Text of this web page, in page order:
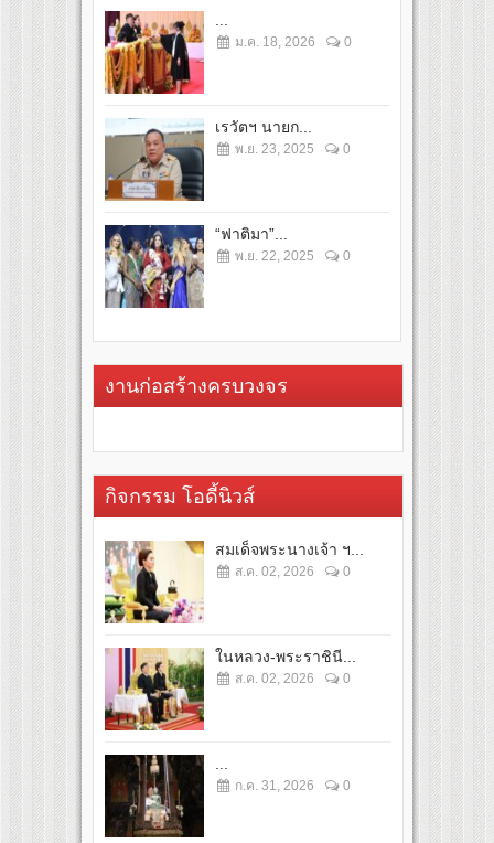
ม.ค. 18, 2026 0
เรวัตฯ นายก...
พ.ย. 23, 2025 0
“ฟาติมา”...
พ.ย. 22, 2025 0
งานก่อสร้างครบวงจร
กิจกรรม โอดี้นิวส์
สมเด็จพระนางเจ้า ฯ...
ส.ค. 02, 2026 0
ในหลวง-พระราชินี...
ส.ค. 02, 2026 0
ก.ค. 31, 2026 0